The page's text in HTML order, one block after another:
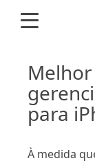
para
À medida